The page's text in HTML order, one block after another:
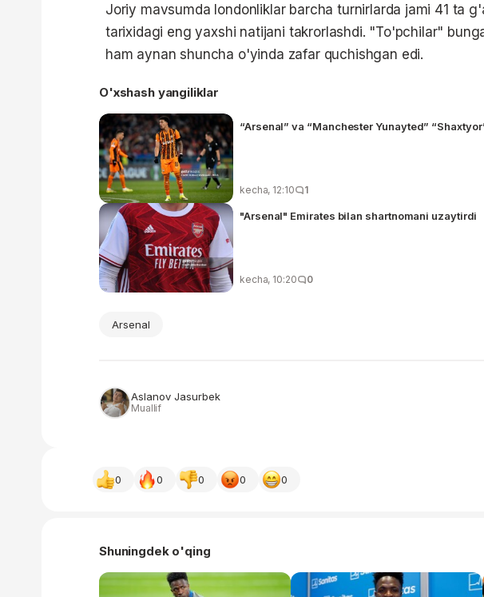
Joriy mavsumda londonliklar barcha turnirlarda jami 41 ta
tarixidagi eng yaxshi natijani takrorlashdi. "To'pchilar"
ham aynan shuncha o'yinda zafar quchishgan edi.
O'xshash yangiliklar
“Arsenal” va “Manchester Yunayted”
kecha, 12:10 1
"Arsenal" Emirates bilan shartnomani uzaytirdi
kecha, 10:20 0
Arsenal
Aslanov Jasurbek
Muallif
0 0 0 0 0
Shuningdek o'qing